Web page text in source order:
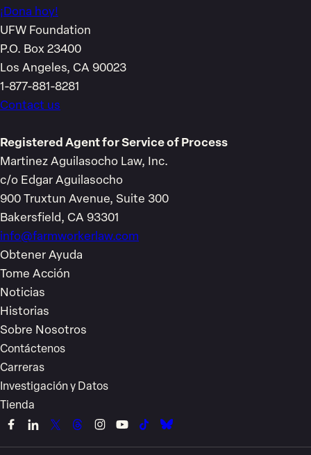
¡Dona hoy!
UFW Foundation
P.O. Box 23400
Los Angeles, CA 90023
1-877-881-8281
Contact us
Registered Agent for Service of Process
Martinez Aguilasocho Law, Inc.
c/o Edgar Aguilasocho
900 Truxtun Avenue, Suite 300
Bakersfield, CA 93301
info@farmworkerlaw.com
Obtener Ayuda
Tome Acción
Noticias
Historias
Sobre Nosotros
Contáctenos
Carreras
Investigación y Datos
Tienda
Link
to
Link
to
Link
to
Link
to
Link
to
Link
to
Link
to
Link
to